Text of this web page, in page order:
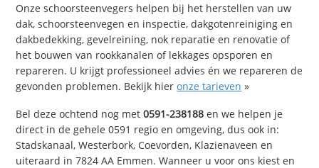
Onze schoorsteenvegers helpen bij het herstellen van uw
dak, schoorsteenvegen en inspectie, dakgotenreiniging en
dakbedekking, gevelreining, nok reparatie en renovatie of
het bouwen van rookkanalen of lekkages opsporen en
repareren. U krijgt professioneel advies én we repareren de
gevonden problemen. Bekijk hieronze tarieven »
Bel deze ochtend nog met0591-238188 en we helpen je
direct in de gehele 0591 regio en omgeving, dus ook in:
Stadskanaal, Westerbork, Coevorden, Klazienaveen en
uiteraard in 7824 AA Emmen. Wanneer u voor ons kiest en